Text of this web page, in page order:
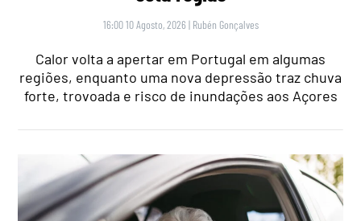
16:00 10 Agosto, 2026 | Rubén Gonçalves
Calor volta a apertar em Portugal em algumas
regiões, enquanto uma nova depressão traz chuva
forte, trovoada e risco de inundações aos Açores